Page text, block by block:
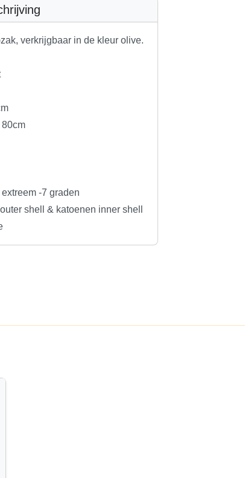
verkrijgbaar in de kleur olive.
80cm
-7 graden
shell & katoenen inner shell